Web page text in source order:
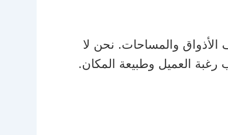
والمساحات. نحن لا
العميل وطبيعة المكان.